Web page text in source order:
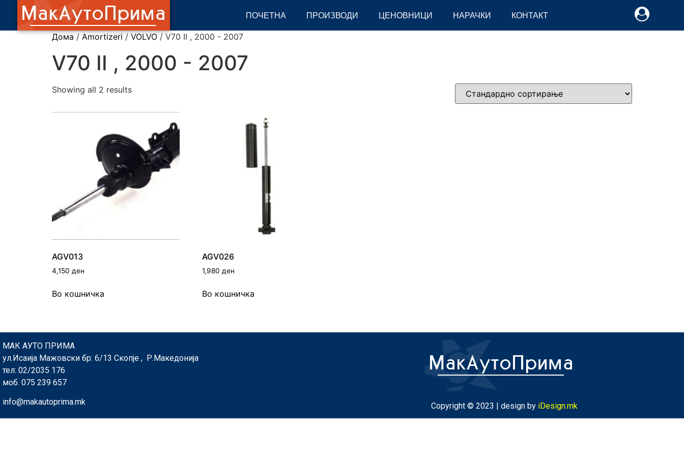
ПОЧЕТНА ПРОИЗВОДИ ЦЕНОВНИЦИ НАРАЧКИ КОНТАКТ
Дома / Amortizeri / VOLVO / V70 II , 2000 - 2007
V70 II , 2000 - 2007
Showing all 2 results
AGV013
4,150 ден
Во кошничка
AGV026
1,980 ден
Во кошничка
МАК АУТО ПРИМА
ул.Исаија Мажовски бр: 6/13 Скопје , Р.Македонија
тел: 02/2035 176
моб. 075 239 657
info@makautoprima.mk Copyright © 2023 | design by iDesign.mk